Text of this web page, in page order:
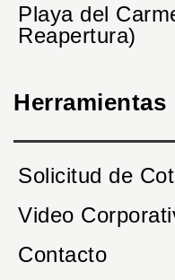
Playa del
Reapertura)
Herramientas
Solicitud de
Video
Contacto